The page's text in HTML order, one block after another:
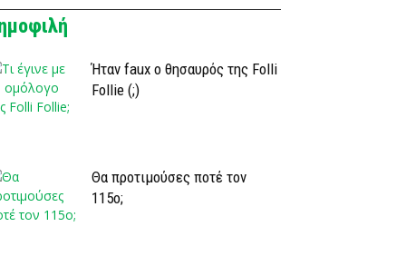
Ήταν faux ο θησαυρός της Folli
Follie (;)
Θα προτιμούσες ποτέ τον
115ο;